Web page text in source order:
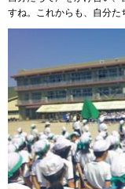
すね。これからも、自分た